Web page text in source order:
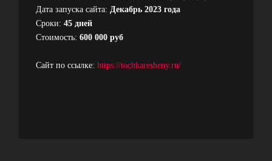
Дата запуска сайта: Декабрь 2023 года
Сроки: 45 дней
Стоимость: 600 000 руб
Сайт по ссылке: https://tochkaresheny.ru/